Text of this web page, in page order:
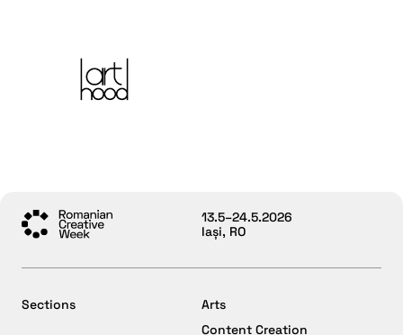
13.5–24.5.2026
Iași, RO
Sections
Arts
Content Creation